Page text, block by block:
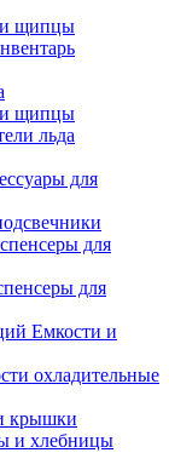
щипцы
щипцы
льда
для
для
для
Емкости и
охладительные
крышки
и хлебницы